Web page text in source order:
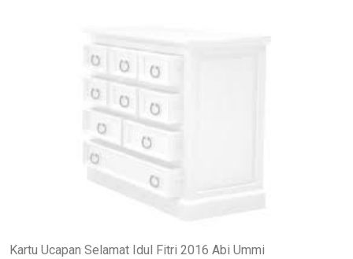
Kartu Ucapan Selamat Idul Fitri 2016 Abi Ummi